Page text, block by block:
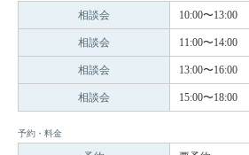
相談会 10:00〜13:00
相談会 11:00〜14:00
相談会 13:00〜16:00
相談会 15:00〜18:00
予約・料金